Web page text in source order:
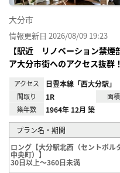
大分市
情報更新日 2026/08/09 19:23
【駅近 リノベーション禁煙
ア大分市街へのアクセス抜群
アクセス 日豊本線「西大分駅」
間取り 1R 面積
築年数 1964年 12月 築
プラン名・期間
ロング【大分駅北西（セントポル
中央町）】
30日以上～360日未満